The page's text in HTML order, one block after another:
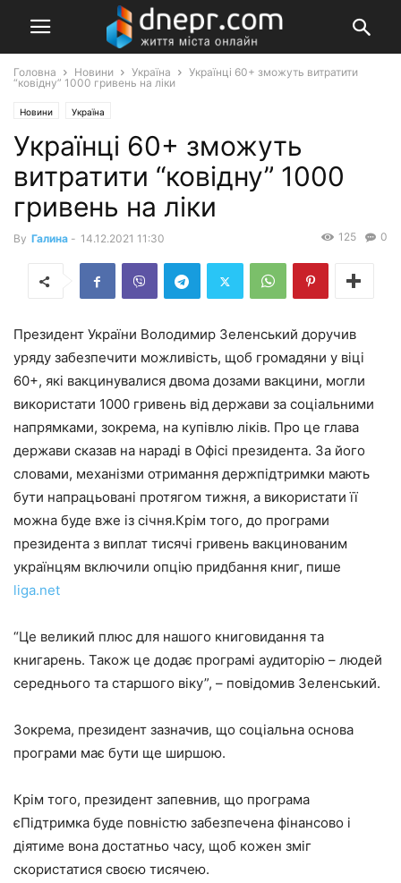
Головна Новини Україна
Українці 60+ зможуть витратити
“ковідну” 1000 гривень на ліки
Новини Україна
Українці 60+ зможуть
витратити “ковідну” 1000
гривень на ліки
By Галина - 14.12.2021 11:30 0
125
Президент України Володимир Зеленський доручив
уряду забезпечити можливість, щоб громадяни у віці
60+, які вакцинувалися двома дозами вакцини, могли
використати 1000 гривень від держави за соціальними
напрямками, зокрема, на купівлю ліків. Про це глава
держави сказав на нараді в Офісі президента. За його
словами, механізми отримання держпідтримки мають
бути напрацьовані протягом тижня, а використати її
можна буде вже із січня.Крім того, до програми
президента з виплат тисячі гривень вакцинованим
українцям включили опцію придбання книг, пише
liga.net
“Це великий плюс для нашого книговидання та
книгарень. Також це додає програмі аудиторію – людей
середнього та старшого віку”, – повідомив Зеленський.
Зокрема, президент зазначив, що соціальна основа
програми має бути ще ширшою.
Крім того, президент запевнив, що програма
єПідтримка буде повністю забезпечена фінансово і
діятиме вона достатньо часу, щоб кожен зміг
скористатися своєю тисячею.